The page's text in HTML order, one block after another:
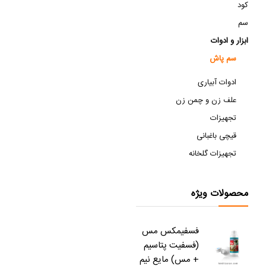
کود
سم
ابزار و ادوات
سم پاش
ادوات آبیاری
علف زن و چمن زن
تجهیزات
قیچی باغبانی
تجهیزات گلخانه
محصولات ویژه
فسفیمکس مس
(فسفیت پتاسیم
+ مس) مایع نیم